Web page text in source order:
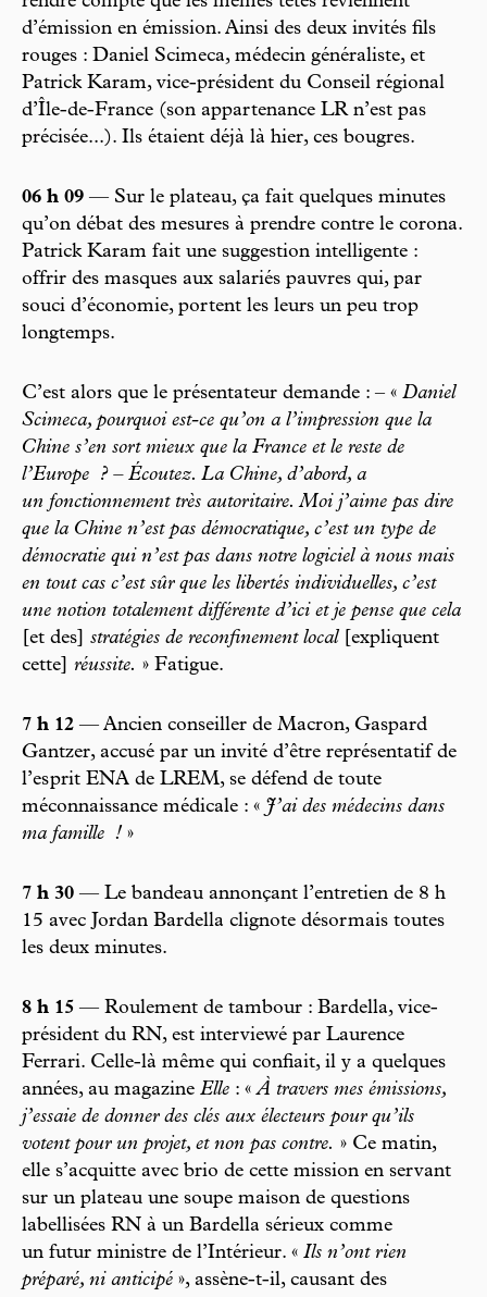
d’émission en émission. Ainsi des deux invités fils
rouges : Daniel Scimeca, médecin généraliste, et
Patrick Karam, vice-président du Conseil régional
d’Île-de-France (son appartenance LR n’est pas
précisée...). Ils étaient déjà là hier, ces bougres.
06 h 09 — Sur le plateau, ça fait quelques minutes
qu’on débat des mesures à prendre contre le corona.
Patrick Karam fait une suggestion intelligente :
offrir des masques aux salariés pauvres qui, par
souci d’économie, portent les leurs un peu trop
longtemps.
C’est alors que le présentateur demande : – « Daniel
Scimeca, pourquoi est-ce qu’on a l’impression que la
Chine s’en sort mieux que la France et le reste de
l’Europe
? – Écoutez. La Chine, d’abord, a
un fonctionnement très autoritaire. Moi j’aime pas dire
que la Chine n’est pas démocratique, c’est un type de
démocratie qui n’est pas dans notre logiciel à nous mais
en tout cas c’est sûr que les libertés individuelles, c’est
une notion totalement différente d’ici et je pense que cela
[et des] stratégies de reconfinement local[expliquent
cette] réussite. » Fatigue.
7 h 12 — Ancien conseiller de Macron, Gaspard
Gantzer, accusé par un invité d’être représentatif de
l’es prit ENA de LREM, se défend de toute
méconnaissance médicale : « J’ai des médecins dans
ma famille ! »
7 h 30 — Le bandeau annonçant l’entretien de 8 h
15 avec Jordan Bardella clignote désormais toutes
les deux minutes.
8 h 15 — Roulement de tambour : Bardella, vice-
président du RN, est interviewé par Laurence
Ferrari. Celle-là même qui confiait, il y a quelques
années, au magazine Elle : «À travers mes émissions,
j’essaie de donner des clés aux électeurs pour qu’ils
votent pour un projet, et non pas contre. » Ce matin,
elle s’acquitte avec brio de cette mission en servant
sur un plateau une soupe maison de questions
labellisées RN à un Bardella sérieux comme
un futur ministre de l’Intérieur. « Ils n’ont rien
préparé, ni anticipé », assène-t-il, causant des